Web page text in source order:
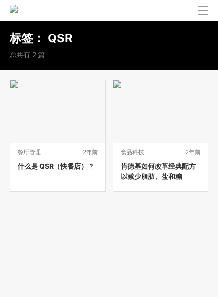
标签： QSR
总共有 2 篇
餐厅管理 2年前
什么是 QSR（快餐店）？
食品科技 2年前
肯德基如何改革经典配方
以减少脂肪、盐和糖